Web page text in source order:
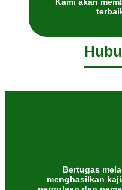
Bertugas
menghasilkan